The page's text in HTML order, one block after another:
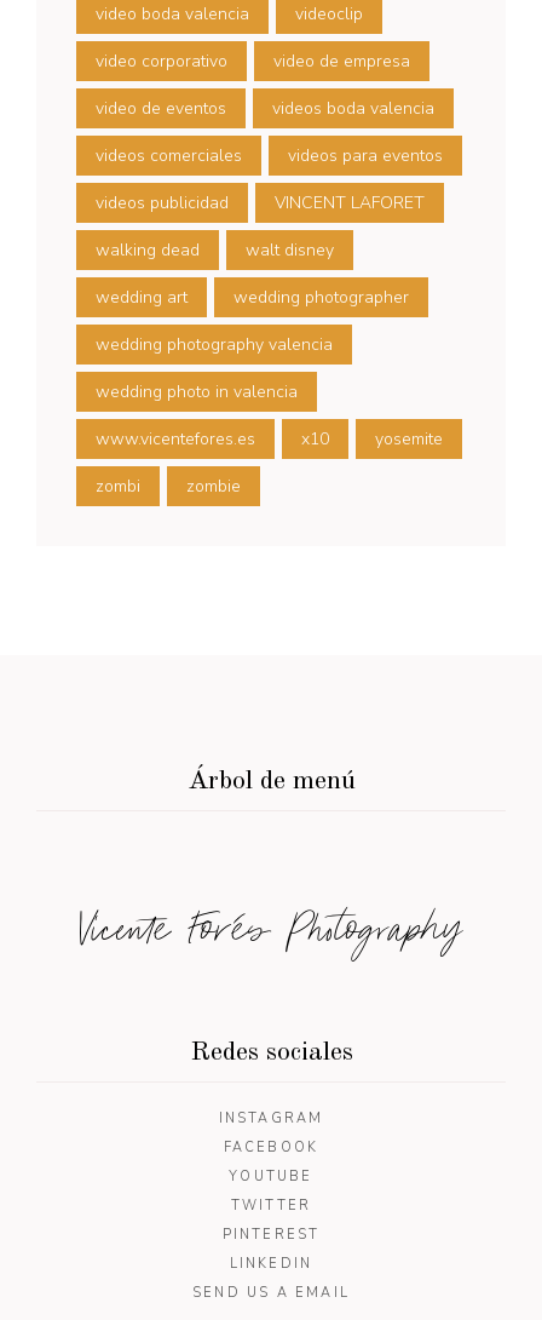
video boda valencia videoclip
video corporativo video de empresa
video de eventos videos boda valencia
videos comerciales videos para eventos
videos publicidad VINCENT LAFORET
walking dead walt disney
wedding art wedding photographer
wedding photography valencia
wedding photo in valencia
www.vicentefores.es x10 yosemite
zombi zombie
Árbol de menú
Vicente Forés Photography
Redes sociales
INSTAGRAM
FACEBOOK
YOUTUBE
TWITTER
PINTEREST
LINKEDIN
SEND US A EMAIL